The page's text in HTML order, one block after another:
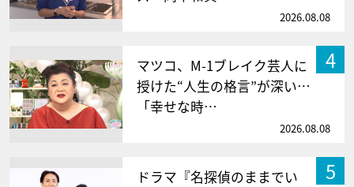
2026.08.08
4
マツコ、M-1ブレイク芸人に
授けた“人生の格言”が深い…
「幸せな時…
2026.08.08
5
ドラマ『名探偵のままでい